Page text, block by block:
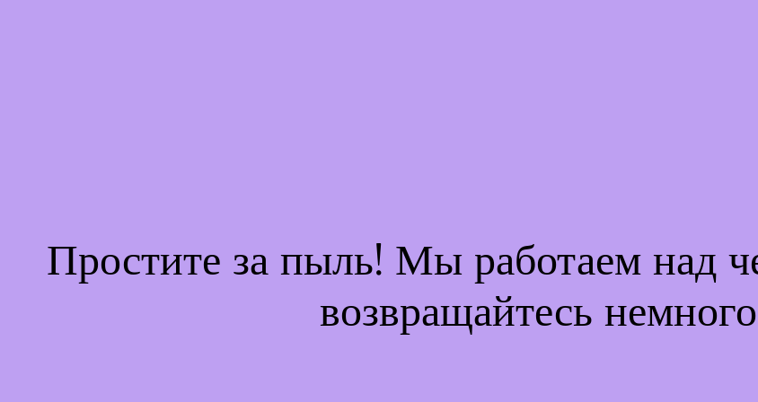
Простите за пыль! Мы работаем над
возвращайтесь